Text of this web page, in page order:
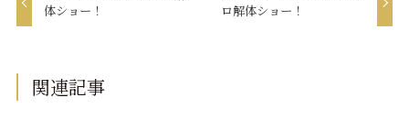
体ショー！
ロ解体ショー！
関連記事